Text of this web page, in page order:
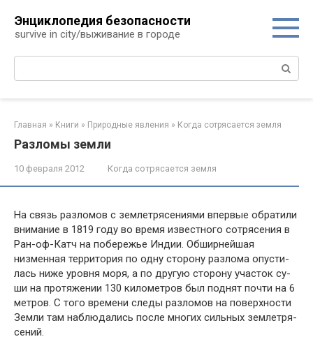
контенту
Энциклопедия безопасности
survive in city/выживание в городе
Поиск:
Главная » Книги » Природные явления » Когда сотрясается земля
Разломы земли
10 февраля 2012 Когда сотрясается земля
На связь разломов с землетрясениями впервые обра­тили
внимание в 1819 году во время известного сотрясе­ния в
Ран-оф-Катч на побережье Индии. Обширнейшая
низменная территория по одну сторону разлома опусти­
лась ниже уровня моря, а по другую сторону участок су­
ши на протяжении 130 километров был поднят почти на 6
метров. С того времени следы разломов на поверхности
Земли там наблюдались после многих сильных землетря­
сений.